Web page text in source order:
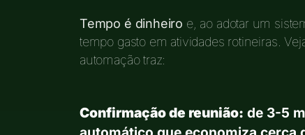
Tempo é dinheiro e, ao adotar um
tempo gasto em atividades rotineiras.
automação traz:
Confirmação de reunião: de 3-5